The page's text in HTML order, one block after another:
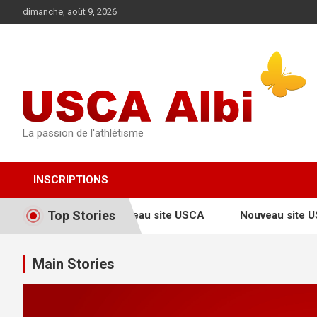
au
dimanche, août 9, 2026
La passion de l'athlétisme
INSCRIPTIONS
Top StoriesNouveau site USCA Nouveau site
Main Stories